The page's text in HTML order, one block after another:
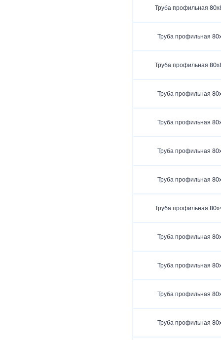
Труба профильная
Труба профильная
Труба профильная
Труба профильная
Труба профильная
Труба профильная
Труба профильная
Труба профильная
Труба профильная
Труба профильная
Труба профильная
Труба профильная